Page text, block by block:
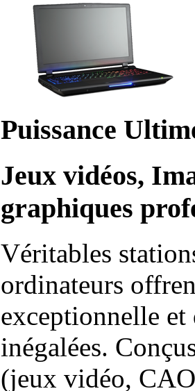
Puissance
Jeux vidéos,
graphiques
Véritables
ordinateurs
exceptionnelle et
inégalées.
(jeux vidéo,